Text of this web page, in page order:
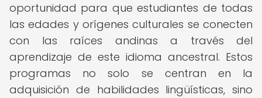
oportunidad para que estudiantes de todas
las edades y orígenes culturales se conecten
con las raíces andinas a través del
aprendizaje de este idioma ancestral. Estos
programas no solo se centran en la
adquisición de habilidades lingüísticas, sino